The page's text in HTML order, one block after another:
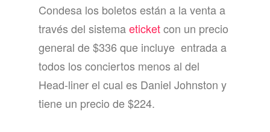
Condesa los boletos están a la venta a
través del sistemaeticketcon un precio
general de $336 que incluye entrada a
todos los conciertos menos al del
Head-liner el cual es Daniel Johnston y
tiene un precio de $224.